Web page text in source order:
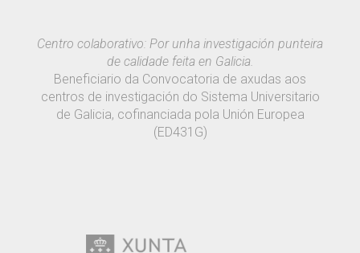
Centro colaborativo: Por unha investigación punteira
de calidade feita en Galicia.
Beneficiario da Convocatoria de axudas aos
centros de investigación do Sistema Universitario
de Galicia, cofinanciada pola Unión Europea
(ED431G)